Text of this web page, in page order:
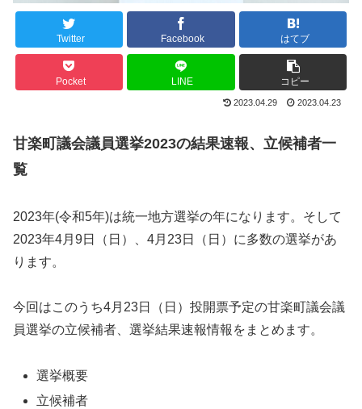
Twitter Facebook はてブ
Pocket LINE コピー
2023.04.29 2023.04.23
甘楽町議会議員選挙2023の結果速報、立候補者一
覧
2023年(令和5年)は統一地方選挙の年になります。そして
2023年4月9日（日）、4月23日（日）に多数の選挙があ
ります。
今回はこのうち4月23日（日）投開票予定の甘楽町議会議
員選挙の立候補者、選挙結果速報情報をまとめます。
選挙概要
立候補者